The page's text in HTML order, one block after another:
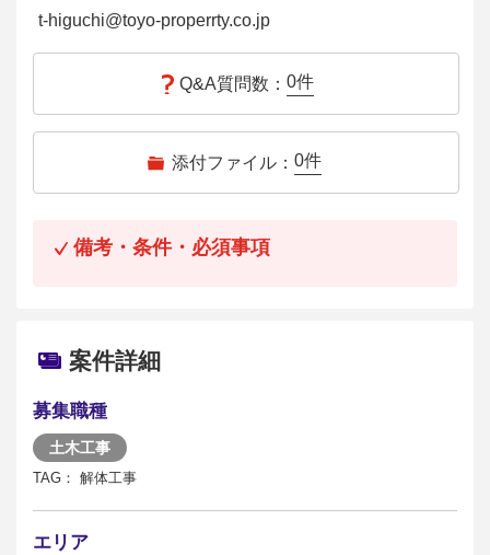
t-higuchi@toyo-properrty.co.jp
Q&A質問数： 0件
添付ファイル： 0件
備考・条件・必須事項
案件詳細
募集職種
土木工事
TAG： 解体工事
エリア